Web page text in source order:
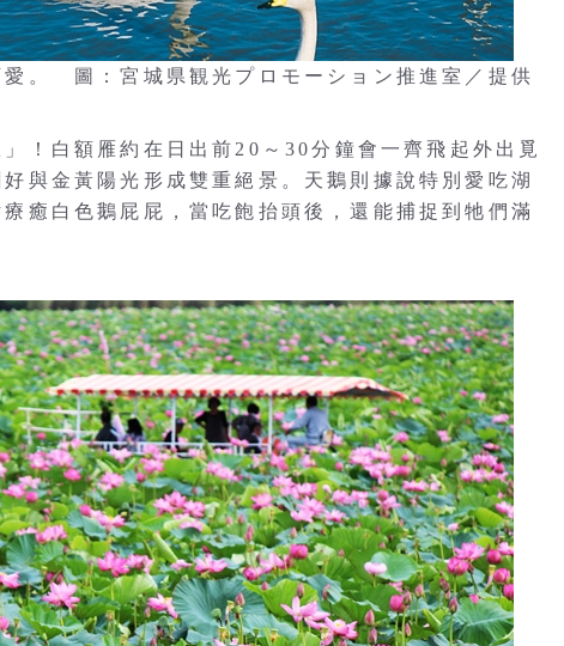
。 圖：宮城県観光プロモーション推進室／提供
！白額雁約在日出前20～30分鐘會一齊飛起外出覓
與金黃陽光形成雙重絕景。天鵝則據說特別愛吃湖
癒白色鵝屁屁，當吃飽抬頭後，還能捕捉到牠們滿